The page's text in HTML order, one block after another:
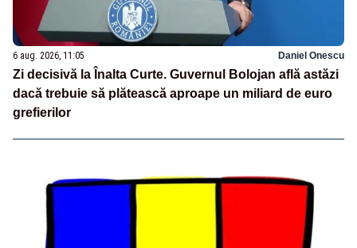
6 aug. 2026, 11:05 Daniel Onescu
Zi decisivă la Înalta Curte. Guvernul Bolojan află astăzi
dacă trebuie să plătească aproape un miliard de euro
grefierilor